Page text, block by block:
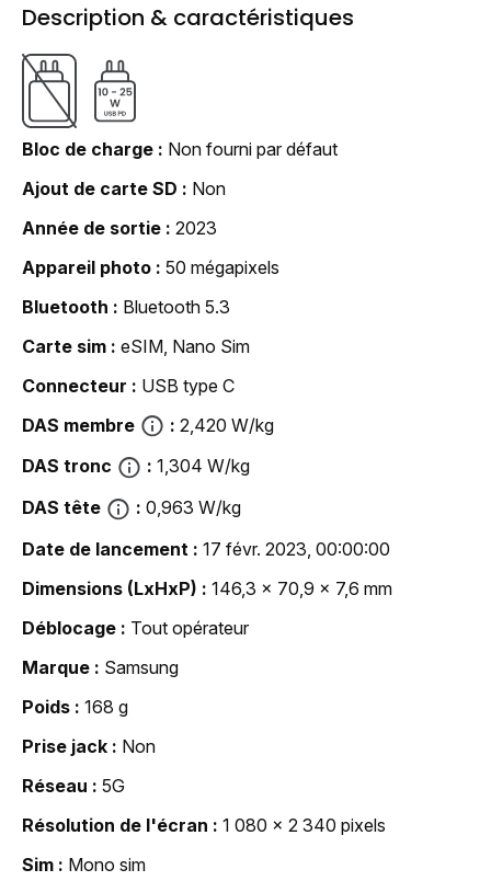
Description & caractéristiques
Bloc de charge
Non fourni par défaut
Ajout de carte SD
Non
Année de sortie
2023
Appareil photo
50 mégapixels
Bluetooth
Bluetooth 5.3
Carte sim
eSIM, Nano Sim
Connecteur
USB type C
DAS membre
2,420 W/kg
DAS tronc
1,304 W/kg
DAS tête
0,963 W/kg
Date de lancement
17 févr. 2023, 00:00:00
Dimensions (LxHxP)
146,3 x 70,9 x 7,6 mm
Déblocage
Tout opérateur
Marque
Samsung
Poids
168 g
Prise jack
Non
Réseau
5G
Résolution de l'écran
1 080 x 2 340 pixels
Sim
Mono sim